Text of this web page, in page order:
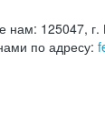
нам: 125047, г.
по адресу: